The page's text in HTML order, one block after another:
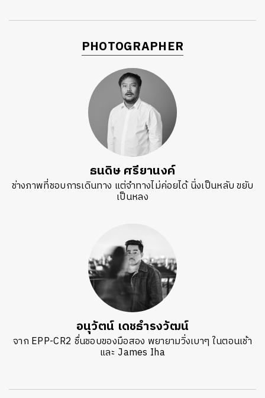
PHOTOGRAPHER
ธนดิษ​ ศรี​ยา​นงค์​
ช่างภาพที่ชอบการเดินทาง แต่จำทางไม่ค่อยได้ นิ่งเป็นหลับ ขยับ
เป็นหลง
อนุวัตน์ เดชธำรงวัฒน์
จาก EPP-CR2 ชื่นชอบของมือสอง พยายามวิ่งเบาๆ ในตอนเช้า
และ James Iha